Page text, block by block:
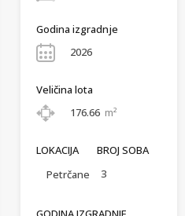
Godina izgradnje
2026
Veličina lota
176.66 m²
LOKACIJA
Petrčane
BROJ SOBA
3